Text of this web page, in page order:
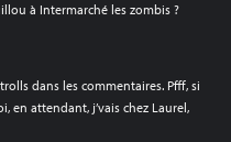
à Intermarché les zombis ?
dans les commentaires. Pfff, si
attendant, j’vais chez Laurel,